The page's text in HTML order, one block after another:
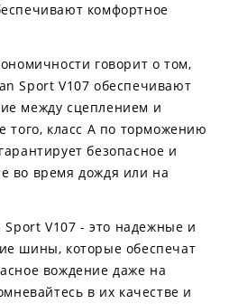
комфортное
говорит о том,
Sport V107 обеспечивают
между сцеплением и
того, класс A по торможению
безопасное и
во время дождя или на
Sport V107 - это надежные и
шины, которые обеспечат
вождение даже на
в их качестве и